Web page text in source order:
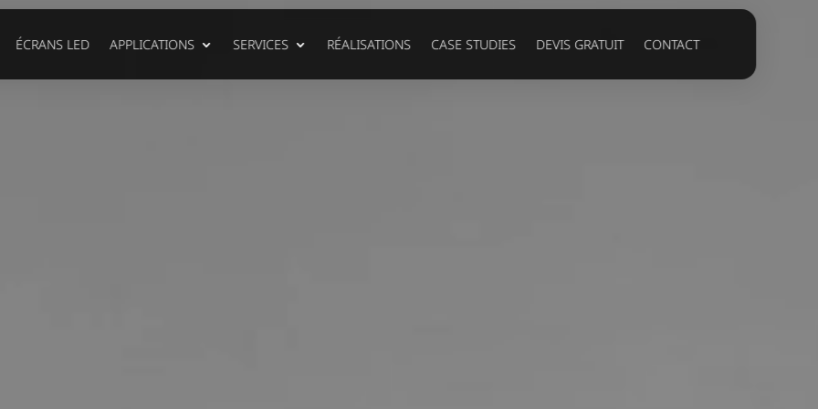
ÉCRANS LED APPLICATIONS SERVICES RÉALISATIONS CASE STUDIES DEVIS GRATUIT CONTACT